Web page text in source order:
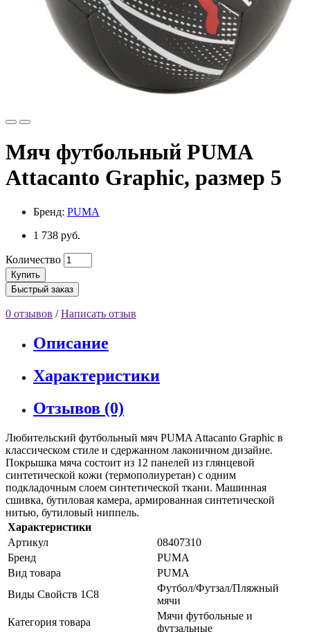
Мяч футбольный PUMA
Attacanto Graphic, размер 5
Бренд: PUMA
1 738 руб.
Количество
Купить
Быстрый заказ
0 отзывов /Написать отзыв
Описание
Характеристики
Отзывов (0)
Любительский футбольный мяч PUMA Attacanto Graphic в
классическом стиле и сдержанном лаконичном дизайне.
Покрышка мяча состоит из 12 панелей из глянцевой
синтетической кожи (термополиуретан) с одним
подкладочным слоем синтетической ткани. Машинная
сшивка, бутиловая камера, армированная синтетической
нитью, бутиловый ниппель.
Характеристики
Артикул
08407310
Бренд
PUMA
Вид товара
PUMA
Виды Свойств 1С8
Футбол/Футзал/Пляжный
мячи
Категория товара
Мячи футбольные и
футзальные